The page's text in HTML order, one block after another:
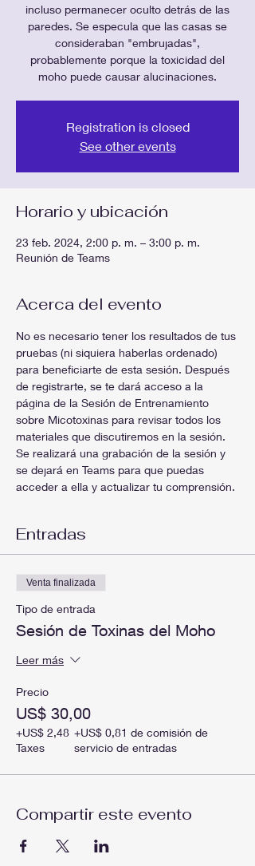
incluso permanecer oculto detrás de las
paredes. Se especula que las casas se
consideraban "embrujadas",
probablemente porque la toxicidad del
moho puede causar alucinaciones.
Registration is closed
See other events
Horario y ubicación
23 feb. 2024, 2:00 p. m. – 3:00 p. m.
Reunión de Teams
Acerca del evento
No es necesario tener los resultados de tus
pruebas (ni siquiera haberlas ordenado)
para beneficiarte de esta sesión. Después
de registrarte, se te dará acceso a la
página de la Sesión de Entrenamiento
sobre Micotoxinas para revisar todos los
materiales que discutiremos en la sesión.
Se realizará una grabación de la sesión y
se dejará en Teams para que puedas
acceder a ella y actualizar tu comprensión.
Entradas
Venta finalizada
Tipo de entrada
Sesión de Toxinas del Moho
Leer más
Precio
US$ 30,00
+US$ 2,48
Taxes
+US$ 0,81 de comisión de
servicio de entradas
Compartir este evento